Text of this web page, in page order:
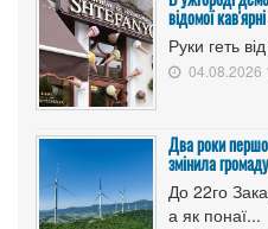
відомої
Руки геть
04.08.2026
Два роки
змінила
До 22го
а як понаї...